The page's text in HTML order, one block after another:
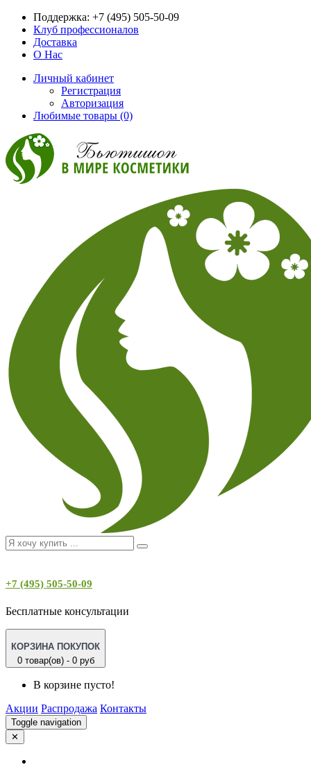
Поддержка: +7 (495) 505-50-09
Клуб профессионалов
Доставка
О Нас
Личный кабинет
Регистрация
Авторизация
Любимые товары (0)
+7 (495) 505-50-09
Бесплатные консультации
КОРЗИНА ПОКУПОК
0 товар(ов) - 0 руб
В корзине пусто!
Акции Распродажа Контакты
Toggle navigation
✕